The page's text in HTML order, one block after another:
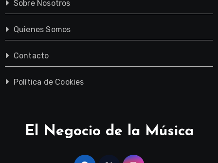
Sobre Nosotros
Quienes Somos
Contacto
Política de Cookies
El Negocio de la Música